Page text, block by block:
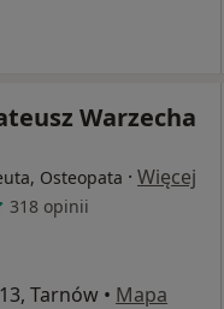
Warzecha
Osteopata · Więcej
318 opinii
Tarnów • Mapa